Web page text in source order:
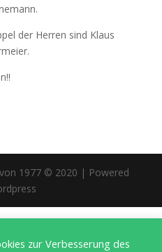
der Herren sind Klaus
1977 © 2020 | Powered
zur Verbesserung des